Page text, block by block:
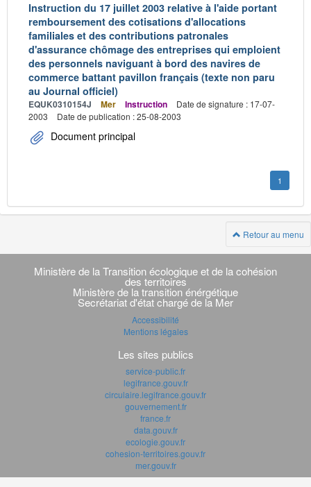
Instruction du 17 juillet 2003 relative à l'aide portant
remboursement des cotisations d'allocations
familiales et des contributions patronales
d'assurance chômage des entreprises qui emploient
des personnels naviguant à bord des navires de
commerce battant pavillon français (texte non paru
au Journal officiel)
EQUK0310154J Mer Instruction
Date de signature : 17-07-
2003
Date de publication : 25-08-2003
Document principal
1
Retour au menu
Navigation
transverse
Ministère de la Transition écologique et de la cohésion
des territoires
Ministère de la transition énérgétique
Secrétariat d'état chargé de la Mer
Accessibilité
Mentions légales
Les sites publics
service-public.fr
legifrance.gouv.fr
circulaire.legifrance.gouv.fr
gouvernement.fr
france.fr
data.gouv.fr
ecologie.gouv.fr
cohesion-territoires.gouv.fr
mer.gouv.fr